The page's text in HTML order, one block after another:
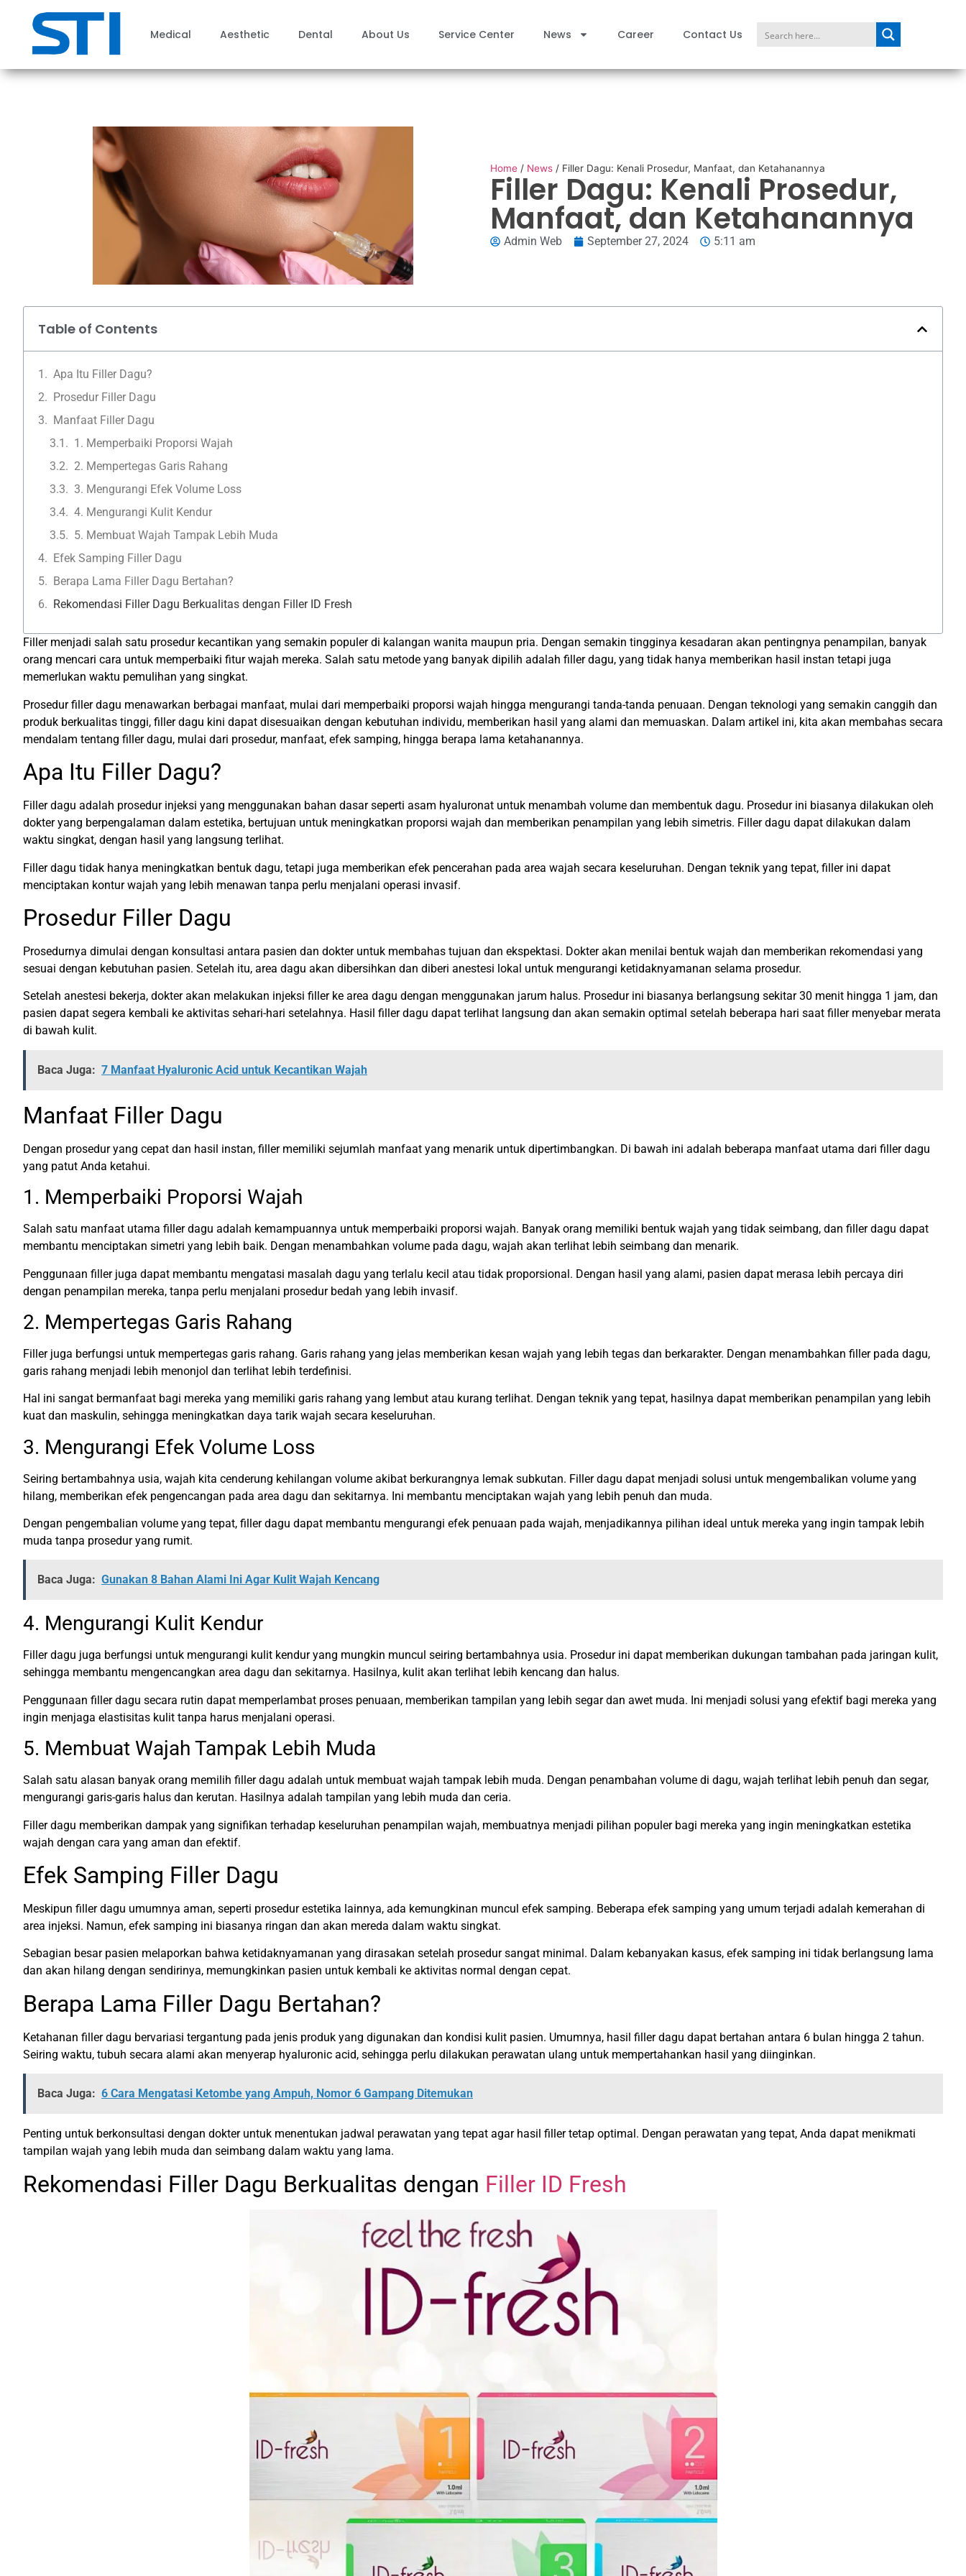
Medical Aesthetic Dental About Us Service Center News Career Contact Us
Home / News / Filler Dagu: Kenali Prosedur, Manfaat, dan Ketahanannya
Filler Dagu: Kenali Prosedur,
Manfaat, dan Ketahanannya
Admin Web September 27, 2024 5:11 am
Table of Contents
Apa Itu Filler Dagu?
Prosedur Filler Dagu
Manfaat Filler Dagu
1. Memperbaiki Proporsi Wajah
2. Mempertegas Garis Rahang
3. Mengurangi Efek Volume Loss
4. Mengurangi Kulit Kendur
5. Membuat Wajah Tampak Lebih Muda
Efek Samping Filler Dagu
Berapa Lama Filler Dagu Bertahan?
Rekomendasi Filler Dagu Berkualitas dengan Filler ID Fresh
Filler menjadi salah satu prosedur kecantikan yang semakin populer di kalangan wanita maupun pria. Dengan semakin tingginya kesadaran akan pentingnya penampilan, banyak
orang mencari cara untuk memperbaiki fitur wajah mereka. Salah satu metode yang banyak dipilih adalah filler dagu, yang tidak hanya memberikan hasil instan tetapi juga
memerlukan waktu pemulihan yang singkat.
Prosedur filler dagu menawarkan berbagai manfaat, mulai dari memperbaiki proporsi wajah hingga mengurangi tanda-tanda penuaan. Dengan teknologi yang semakin canggih dan
produk berkualitas tinggi, filler dagu kini dapat disesuaikan dengan kebutuhan individu, memberikan hasil yang alami dan memuaskan. Dalam artikel ini, kita akan membahas secara
mendalam tentang filler dagu, mulai dari prosedur, manfaat, efek samping, hingga berapa lama ketahanannya.
Apa Itu Filler Dagu?
Filler dagu adalah prosedur injeksi yang menggunakan bahan dasar seperti asam hyaluronat untuk menambah volume dan membentuk dagu. Prosedur ini biasanya dilakukan oleh
dokter yang berpengalaman dalam estetika, bertujuan untuk meningkatkan proporsi wajah dan memberikan penampilan yang lebih simetris. Filler dagu dapat dilakukan dalam
waktu singkat, dengan hasil yang langsung terlihat.
Filler dagu tidak hanya meningkatkan bentuk dagu, tetapi juga memberikan efek pencerahan pada area wajah secara keseluruhan. Dengan teknik yang tepat, filler ini dapat
menciptakan kontur wajah yang lebih menawan tanpa perlu menjalani operasi invasif.
Prosedur Filler Dagu
Prosedurnya dimulai dengan konsultasi antara pasien dan dokter untuk membahas tujuan dan ekspektasi. Dokter akan menilai bentuk wajah dan memberikan rekomendasi yang
sesuai dengan kebutuhan pasien. Setelah itu, area dagu akan dibersihkan dan diberi anestesi lokal untuk mengurangi ketidaknyamanan selama prosedur.
Setelah anestesi bekerja, dokter akan melakukan injeksi filler ke area dagu dengan menggunakan jarum halus. Prosedur ini biasanya berlangsung sekitar 30 menit hingga 1 jam, dan
pasien dapat segera kembali ke aktivitas sehari-hari setelahnya. Hasil filler dagu dapat terlihat langsung dan akan semakin optimal setelah beberapa hari saat filler menyebar merata
di bawah kulit.
Baca Juga: 7 Manfaat Hyaluronic Acid untuk Kecantikan Wajah
Manfaat Filler Dagu
Dengan prosedur yang cepat dan hasil instan, filler memiliki sejumlah manfaat yang menarik untuk dipertimbangkan. Di bawah ini adalah beberapa manfaat utama dari filler dagu
yang patut Anda ketahui.
1. Memperbaiki Proporsi Wajah
Salah satu manfaat utama filler dagu adalah kemampuannya untuk memperbaiki proporsi wajah. Banyak orang memiliki bentuk wajah yang tidak seimbang, dan filler dagu dapat
membantu menciptakan simetri yang lebih baik. Dengan menambahkan volume pada dagu, wajah akan terlihat lebih seimbang dan menarik.
Penggunaan filler juga dapat membantu mengatasi masalah dagu yang terlalu kecil atau tidak proporsional. Dengan hasil yang alami, pasien dapat merasa lebih percaya diri
dengan penampilan mereka, tanpa perlu menjalani prosedur bedah yang lebih invasif.
2. Mempertegas Garis Rahang
Filler juga berfungsi untuk mempertegas garis rahang. Garis rahang yang jelas memberikan kesan wajah yang lebih tegas dan berkarakter. Dengan menambahkan filler pada dagu,
garis rahang menjadi lebih menonjol dan terlihat lebih terdefinisi.
Hal ini sangat bermanfaat bagi mereka yang memiliki garis rahang yang lembut atau kurang terlihat. Dengan teknik yang tepat, hasilnya dapat memberikan penampilan yang lebih
kuat dan maskulin, sehingga meningkatkan daya tarik wajah secara keseluruhan.
3. Mengurangi Efek Volume Loss
Seiring bertambahnya usia, wajah kita cenderung kehilangan volume akibat berkurangnya lemak subkutan. Filler dagu dapat menjadi solusi untuk mengembalikan volume yang
hilang, memberikan efek pengencangan pada area dagu dan sekitarnya. Ini membantu menciptakan wajah yang lebih penuh dan muda.
Dengan pengembalian volume yang tepat, filler dagu dapat membantu mengurangi efek penuaan pada wajah, menjadikannya pilihan ideal untuk mereka yang ingin tampak lebih
muda tanpa prosedur yang rumit.
Baca Juga: Gunakan 8 Bahan Alami Ini Agar Kulit Wajah Kencang
4. Mengurangi Kulit Kendur
Filler dagu juga berfungsi untuk mengurangi kulit kendur yang mungkin muncul seiring bertambahnya usia. Prosedur ini dapat memberikan dukungan tambahan pada jaringan kulit,
sehingga membantu mengencangkan area dagu dan sekitarnya. Hasilnya, kulit akan terlihat lebih kencang dan halus.
Penggunaan filler dagu secara rutin dapat memperlambat proses penuaan, memberikan tampilan yang lebih segar dan awet muda. Ini menjadi solusi yang efektif bagi mereka yang
ingin menjaga elastisitas kulit tanpa harus menjalani operasi.
5. Membuat Wajah Tampak Lebih Muda
Salah satu alasan banyak orang memilih filler dagu adalah untuk membuat wajah tampak lebih muda. Dengan penambahan volume di dagu, wajah terlihat lebih penuh dan segar,
mengurangi garis-garis halus dan kerutan. Hasilnya adalah tampilan yang lebih muda dan ceria.
Filler dagu memberikan dampak yang signifikan terhadap keseluruhan penampilan wajah, membuatnya menjadi pilihan populer bagi mereka yang ingin meningkatkan estetika
wajah dengan cara yang aman dan efektif.
Efek Samping Filler Dagu
Meskipun filler dagu umumnya aman, seperti prosedur estetika lainnya, ada kemungkinan muncul efek samping. Beberapa efek samping yang umum terjadi adalah kemerahan di
area injeksi. Namun, efek samping ini biasanya ringan dan akan mereda dalam waktu singkat.
Sebagian besar pasien melaporkan bahwa ketidaknyamanan yang dirasakan setelah prosedur sangat minimal. Dalam kebanyakan kasus, efek samping ini tidak berlangsung lama
dan akan hilang dengan sendirinya, memungkinkan pasien untuk kembali ke aktivitas normal dengan cepat.
Berapa Lama Filler Dagu Bertahan?
Ketahanan filler dagu bervariasi tergantung pada jenis produk yang digunakan dan kondisi kulit pasien. Umumnya, hasil filler dagu dapat bertahan antara 6 bulan hingga 2 tahun.
Seiring waktu, tubuh secara alami akan menyerap hyaluronic acid, sehingga perlu dilakukan perawatan ulang untuk mempertahankan hasil yang diinginkan.
Baca Juga: 6 Cara Mengatasi Ketombe yang Ampuh, Nomor 6 Gampang Ditemukan
Penting untuk berkonsultasi dengan dokter untuk menentukan jadwal perawatan yang tepat agar hasil filler tetap optimal. Dengan perawatan yang tepat, Anda dapat menikmati
tampilan wajah yang lebih muda dan seimbang dalam waktu yang lama.
Rekomendasi Filler Dagu Berkualitas dengan Filler ID Fresh